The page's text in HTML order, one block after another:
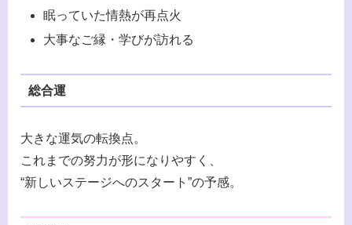
眠っていた情熱が再点火
大事なご縁・学びが訪れる
総合運
大きな運気の転換点。
これまでの努力が形になりやすく、
“新しいステージへのスタート”の予感。